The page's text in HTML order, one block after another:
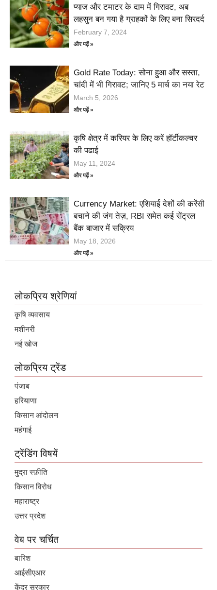
प्याज और टमाटर के दाम में गिरावट, अब
लहसुन बन गया है ग्राहकों के लिए बना सिरदर्द
February 7, 2024
और पढ़ें »
Gold Rate Today: सोना हुआ और सस्ता,
चांदी में भी गिरावट; जानिए 5 मार्च का नया रेट
March 5, 2026
और पढ़ें »
कृषि क्षेत्र में करियर के लिए करें हॉर्टीकल्चर
की पढाई
May 11, 2024
और पढ़ें »
Currency Market: एशियाई देशों की करेंसी
बचाने की जंग तेज़, RBI समेत कई सेंट्रल
बैंक बाजार में सक्रिय
May 18, 2026
और पढ़ें »
लोकप्रिय श्रेणियां
कृषि व्यवसाय
मशीनरी
नई खोज
लोकप्रिय ट्रेंड
पंजाब
हरियाणा
किसान आंदोलन
महंगाई
ट्रेंडिंग विषयें
मुद्रा स्फ़ीति
किसान विरोध
महाराष्ट्र
उत्तर प्रदेश
वेब पर चर्चित
बारिश
आईसीएआर
केंद्र सरकार